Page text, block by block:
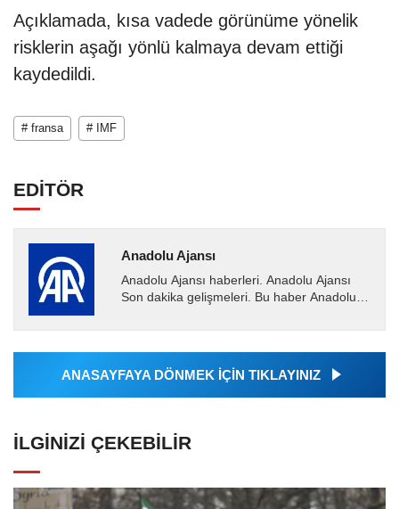
Açıklamada, kısa vadede görünüme yönelik
risklerin aşağı yönlü kalmaya devam ettiği
kaydedildi.
# fransa # IMF
EDİTÖR
Anadolu Ajansı
Anadolu Ajansı haberleri. Anadolu Ajansı
Son dakika gelişmeleri. Bu haber Anadolu
Ajansı tarafından...
ANASAYFAYA DÖNMEK İÇİN TIKLAYINIZ
İLGINIZI ÇEKEBILIR